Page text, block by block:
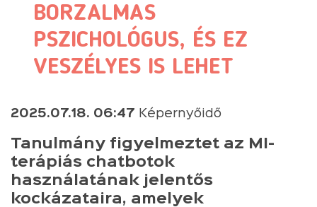
BORZALMAS
PSZICHOLÓGUS, ÉS EZ
VESZÉLYES IS LEHET
2025.07.18. 06:47 Képernyőidő
Tanulmány figyelmeztet az MI-
terápiás chatbotok
használatának jelentős
kockázataira, amelyek